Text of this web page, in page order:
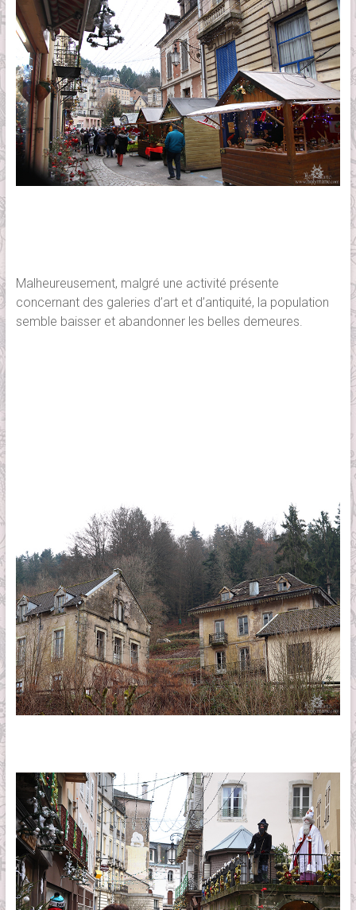
Malheureusement, malgré une activité présente
concernant des galeries d’art et d’antiquité, la population
semble baisser et abandonner les belles demeures.